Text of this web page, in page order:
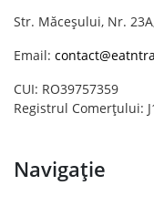
Str. Măceșului, Nr.
Email:
CUI: RO39757359
Registrul Comerțului:
Navigație